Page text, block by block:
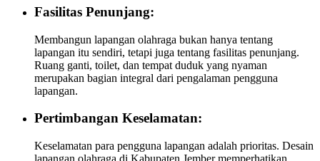
Fasilitas Penunjang:
Membangun lapangan olahraga bukan hanya tentang
lapangan itu sendiri, tetapi juga tentang fasilitas penunjang.
Ruang ganti, toilet, dan tempat duduk yang nyaman
merupakan bagian integral dari pengalaman pengguna
lapangan.
Pertimbangan Keselamatan:
Keselamatan para pengguna lapangan adalah prioritas. Desain
lapangan olahraga di Kabupaten Jember memperhatikan